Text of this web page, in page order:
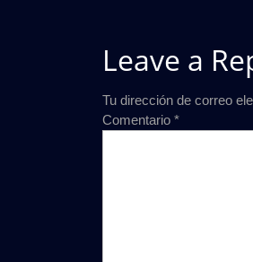
Leave a
Tu dirección de correo
Comentario *